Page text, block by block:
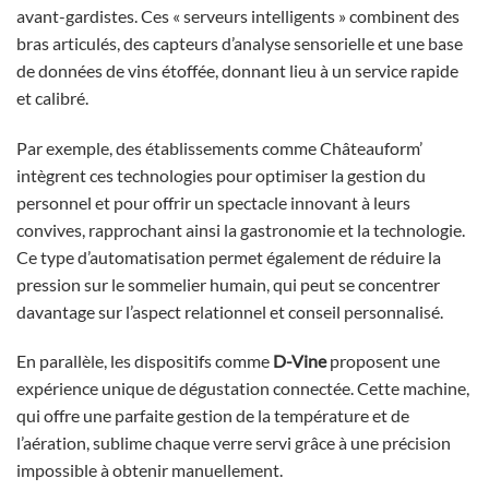
avant-gardistes. Ces « serveurs intelligents » combinent des
bras articulés, des capteurs d’analyse sensorielle et une base
de données de vins étoffée, donnant lieu à un service rapide
et calibré.
Par exemple, des établissements comme Châteauform’
intègrent ces technologies pour optimiser la gestion du
personnel et pour offrir un spectacle innovant à leurs
convives, rapprochant ainsi la gastronomie et la technologie.
Ce type d’automatisation permet également de réduire la
pression sur le sommelier humain, qui peut se concentrer
davantage sur l’aspect relationnel et conseil personnalisé.
En parallèle, les dispositifs comme D-Vineproposent une
expérience unique de dégustation connectée. Cette machine,
qui offre une parfaite gestion de la température et de
l’aération, sublime chaque verre servi grâce à une précision
impossible à obtenir manuellement.